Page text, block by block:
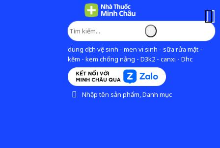
dung dịch vệ sinh - men vi sinh - sữa rửa mặt -
kẽm - kem chống nắng - D3k2 - canxi - Dhc
Nhập tên sản phẩm, Danh mục